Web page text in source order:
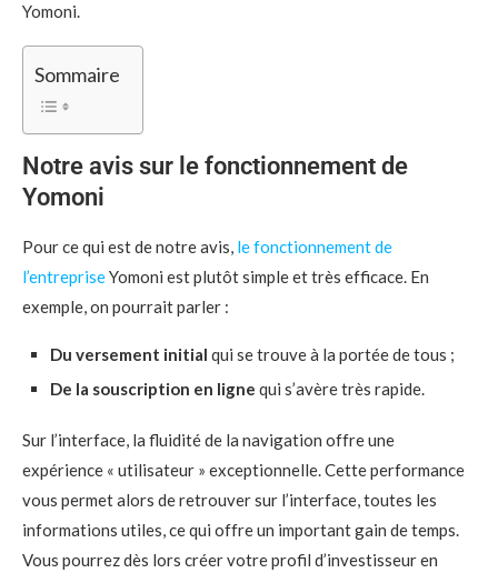
Yomoni.
Sommaire
Notre avis sur le fonctionnement de
Yomoni
Pour ce qui est de notre avis, le fonctionnement de
l’entrepriseYomoni est plutôt simple et très efficace. En
exemple, on pourrait parler :
Du versement initial qui se trouve à la portée de tous ;
De la souscription en ligne qui s’avère très rapide.
Sur l’interface, la fluidité de la navigation offre une
expérience « utilisateur » exceptionnelle. Cette performance
vous permet alors de retrouver sur l’interface, toutes les
informations utiles, ce qui offre un important gain de temps.
Vous pourrez dès lors créer votre profil d’investisseur en